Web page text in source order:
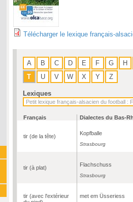
Télécharger le lexique français-
A B C D E F G
H
T
U V W X Y Z
Lexiques
Français Dialectes du Bas-
tir (de la tête) Kopfballe
Strasbourg
tir (à plat) Flachschuss
Strasbourg
tir (avec l'extérieur
met em Üsseriess